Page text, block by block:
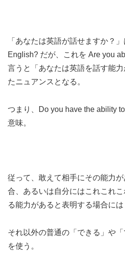
「あなたは英語が話せますか？
English? だが、これを Are you
言うと「あなたは英語を話す能
たニュアンスとなる。
つまり、Do you have the ability
意味。
従って、敢えて相手にその能力
合、あるいは自分にはこれこれ
る能力があると表明する場合には
それ以外の普通の「できる」や
を使う。